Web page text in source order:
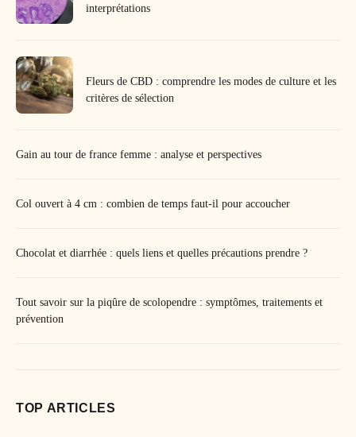
interprétations
Fleurs de CBD : comprendre les modes de culture et les
critères de sélection
Gain au tour de france femme : analyse et perspectives
Col ouvert à 4 cm : combien de temps faut-il pour accoucher
Chocolat et diarrhée : quels liens et quelles précautions prendre ?
Tout savoir sur la piqûre de scolopendre : symptômes, traitements et
prévention
TOP ARTICLES